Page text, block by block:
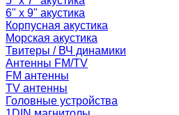
6" x 9" акустика
Корпусная акустика
Морская акустика
Твитеры / ВЧ динамики
Антенны FM/TV
FM антенны
TV антенны
Головные устройства